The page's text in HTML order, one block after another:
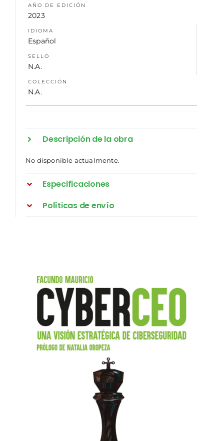
AÑO DE EDICIÓN
2023
IDIOMA
Español
SELLO
N.A.
COLECCIÓN
N.A.
Descripción de la obra
No disponible actualmente.
Especificaciones
Políticas de envío